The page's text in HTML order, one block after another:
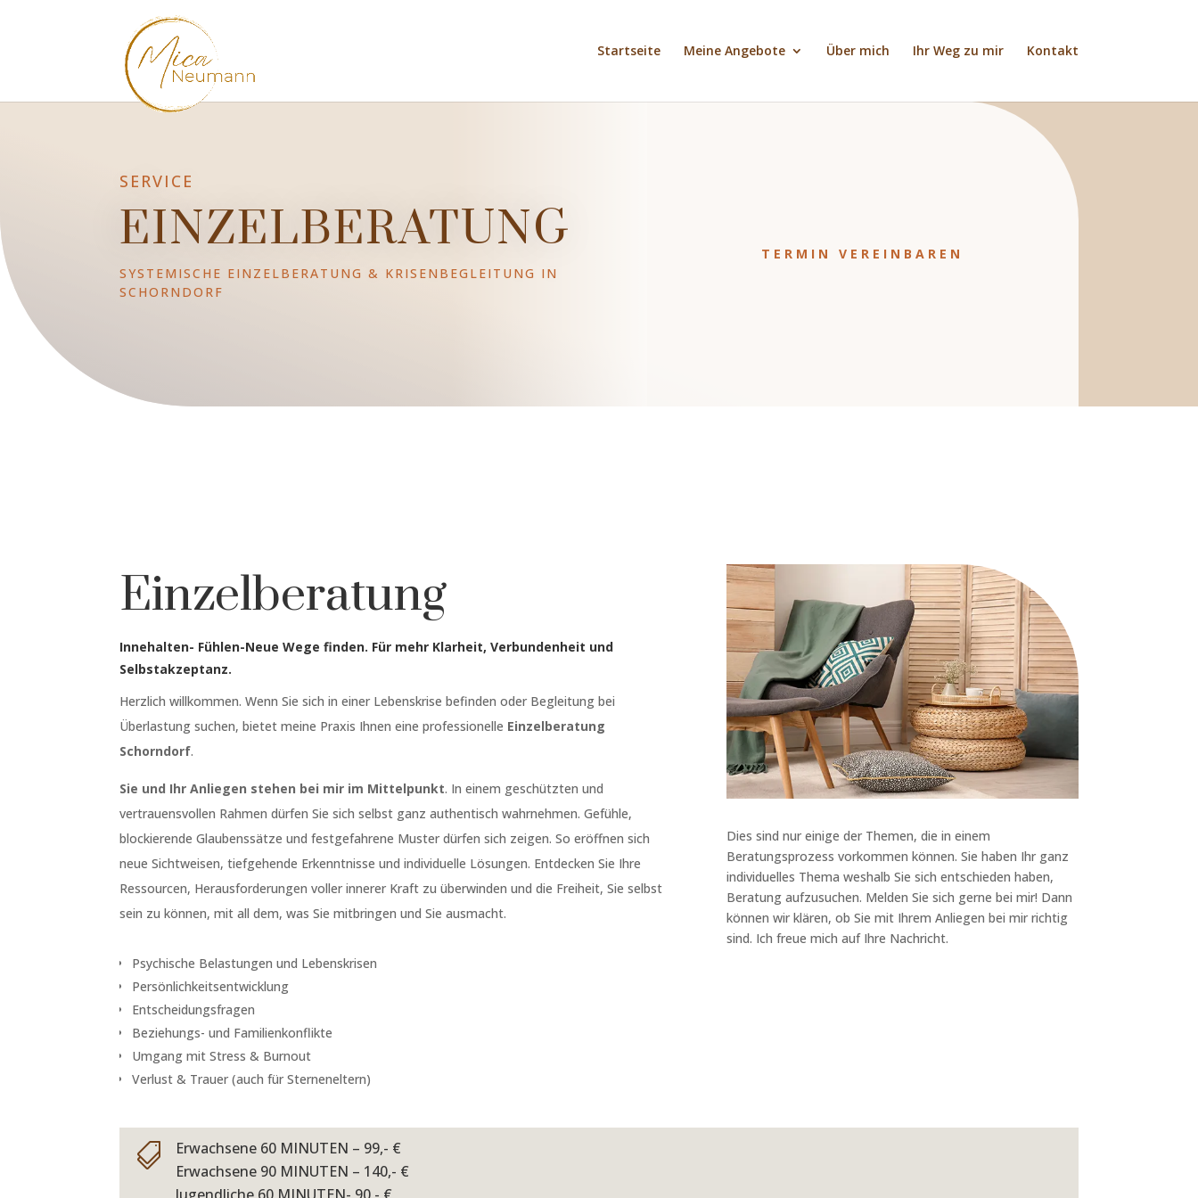
Startseite Meine Angebote Über mich Ihr Weg zu mir Kontakt
SERVICE
EINZELBERATUNG
SYSTEMISCHE EINZELBERATUNG & KRISENBEGLEITUNG IN
SCHORNDORF
TERMIN VEREINBAREN
Einzelberatung
Innehalten- Fühlen-Neue Wege finden. Für mehr Klarheit, Verbundenheit und
Selbstakzeptanz.
Herzlich willkommen. Wenn Sie sich in einer Lebenskrise befinden oder Begleitung bei
Überlastung suchen, bietet meine Praxis Ihnen eine professionelle Einzelberatung
Schorndorf.
Sie und Ihr Anliegen stehen bei mir im Mittelpunkt. In einem geschützten und
vertrauensvollen Rahmen dürfen Sie sich selbst ganz authentisch wahrnehmen. Gefühle,
blockierende Glaubenssätze und festgefahrene Muster dürfen sich zeigen. So eröffnen sich
neue Sichtweisen, tiefgehende Erkenntnisse und individuelle Lösungen. Entdecken Sie Ihre
Ressourcen, Herausforderungen voller innerer Kraft zu überwinden und die Freiheit, Sie selbst
sein zu können, mit all dem, was Sie mitbringen und Sie ausmacht.
Psychische Belastungen und Lebenskrisen
Persönlichkeitsentwicklung
Entscheidungsfragen
Beziehungs- und Familienkonflikte
Umgang mit Stress & Burnout
Verlust & Trauer (auch für Sterneneltern)
Dies sind nur einige der Themen, die in einem
Beratungsprozess vorkommen können. Sie haben Ihr ganz
individuelles Thema weshalb Sie sich entschieden haben,
Beratung aufzusuchen. Melden Sie sich gerne bei mir! Dann
können wir klären, ob Sie mit Ihrem Anliegen bei mir richtig
sind. Ich freue mich auf Ihre Nachricht.

Erwachsene 60 MINUTEN – 99,- €
Erwachsene 90 MINUTEN – 140,- €